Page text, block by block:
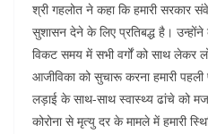
श्री गहलोत ने कहा कि हमारी सरकार
सुशासन देने के लिए प्रतिबद्ध है।
विकट समय में सभी वर्गों को साथ लेकर
आजीविका को सुचारू करना हमारी
लड़ाई के साथ-साथ स्वास्थ्य ढांचे को
कोरोना से मृत्यु दर के मामले में हमारी